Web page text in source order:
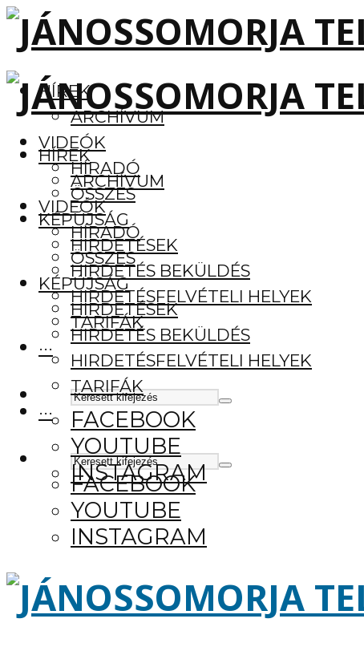
HÍREK
ARCHÍVUM
VIDEÓK
HÍRADÓ
ÖSSZES
KÉPÚJSÁG
HIRDETÉSEK
HIRDETÉS BEKÜLDÉS
HIRDETÉSFELVÉTELI HELYEK
TARIFÁK
···
FACEBOOK
YOUTUBE
INSTAGRAM
HÍREK
ARCHÍVUM
VIDEÓK
HÍRADÓ
ÖSSZES
KÉPÚJSÁG
HIRDETÉSEK
HIRDETÉS BEKÜLDÉS
HIRDETÉSFELVÉTELI HELYEK
TARIFÁK
···
FACEBOOK
YOUTUBE
INSTAGRAM